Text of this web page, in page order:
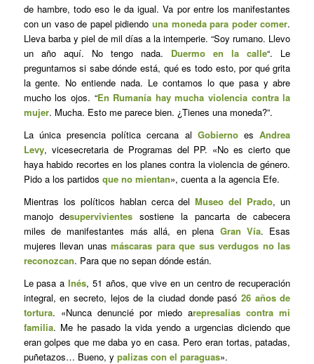
de hambre, todo eso le da igual. Va por entre los manifestantes
con un vaso de papel pidiendouna moneda para poder comer.
Lleva barba y piel de mil días a la intemperie. “Soy rumano. Llevo
un año aquí. No tengo nada. Duermo en la calle“. Le
preguntamos si sabe dónde está, qué es todo esto, por qué grita
la gente. No entiende nada. Le contamos lo que pasa y abre
mucho los ojos. “En Rumanía hay mucha violencia contra la
mujer. Mucha. Esto me parece bien. ¿Tienes una moneda?”.
La única presencia política cercana al GobiernoesAndrea
Levy, vicesecretaria de Programas del PP. «No es cierto que
haya habido recortes en los planes contra la violencia de género.
Pido a los partidos que no mientan», cuenta a la agencia Efe.
Mientras los políticos hablan cerca del Museo del Prado, un
manojo desupervivientes sostiene la pancarta de cabecera
miles de manifestantes más allá, en plena Gran Vía. Esas
mujeres llevan unasmáscaras para que sus verdugos no las
reconozcan. Para que no sepan dónde están.
Le pasa aInés, 51 años, que vive en un centro de recuperación
integral, en secreto, lejos de la ciudad donde pasó 26 años de
tortura. «Nunca denuncié por miedo arepresalias contra mi
familia. Me he pasado la vida yendo a urgencias diciendo que
eran golpes que me daba yo en casa. Pero eran tortas, patadas,
puñetazos… Bueno, y palizas con el paraguas».